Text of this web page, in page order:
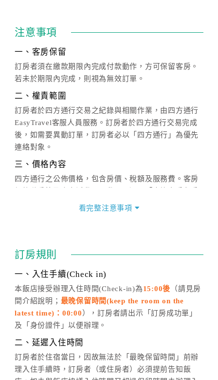
注意事項
一、客房保留
訂房者須在繳款期限內完成付款動作，方可保留客房。
若未於期限內完成，則視為無效訂單。
二、權責範圍
訂房者於四方通行交易之紀錄與相關作業，由四方通行
EasyTravel客服人員服務。訂房者於四方通行交易完成
後，如需要異動訂單，訂房者必以「四方通行」為優先
連絡對象。
三、價格內容
四方通行之公佈價格，包含房價、稅額及服務費。客房
價」之當日價格為標準。
話方式異動訂單。
※非客服時間之申辦異動，皆為次日計算及辦理。
五、客服時間
週一至週日，上午9:00～晚上6:00
六、聯絡方式
(07)9682715 。
看完整注意事項
訂房規則
一、入住手續(Check in)
本飯店接受辦理入住時間(Check-in)為15:00後 （請見房
間介紹說明； 最晚保留時間(keep the room on the
latest time)：00:00 ），訂房者請出示「訂房成功單」
及「身份證件」以便辦理。
二、延遲入住時間
訂房者於住宿當日，因故無法於「最晚保留時間」前辦
理入住手續時，訂房者（或住房者）必須提前告知飯